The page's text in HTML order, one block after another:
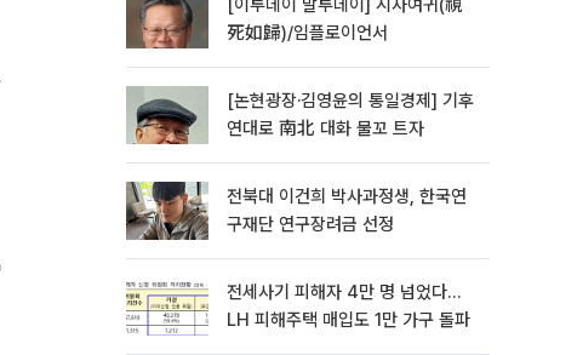
[이투데이 말투데이] 시사여귀(視
死如歸)/임플로이언서
[논현광장·김영윤의 통일경제] 기후
연대로 南北 대화 물꼬 트자
전북대 이건희 박사과정생, 한국연
구재단 연구장려금 선정
전세사기 피해자 4만 명 넘었다…
LH 피해주택 매입도 1만 가구 돌파